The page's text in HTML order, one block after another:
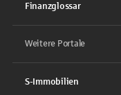
Finanzglossar
Weitere Portale
S-Immobilien